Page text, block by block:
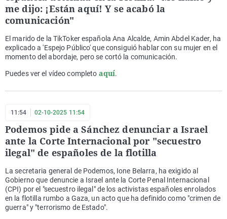
me dijo: ¡Están aquí! Y se acabó la
comunicación"
El marido de la TikToker española Ana Alcalde, Amin Abdel Kader, ha
explicado a 'Espejo Público' que consiguió hablar con su mujer en el
momento del abordaje, pero se cortó la comunicación.
Puedes ver el vídeo completo aquí.
11:54 02-10-2025 11:54
Podemos pide a Sánchez denunciar a Israel
ante la Corte Internacional por "secuestro
ilegal" de españoles de la flotilla
La secretaria general de Podemos, Ione Belarra, ha exigido al
Gobierno que denuncie a Israel ante la Corte Penal Internacional
(CPI) por el "secuestro ilegal" de los activistas españoles enrolados
en la flotilla rumbo a Gaza, un acto que ha definido como "crimen de
guerra" y "terrorismo de Estado".